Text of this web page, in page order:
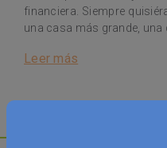
financiera. Siempre
una casa más grande, una
Leer más